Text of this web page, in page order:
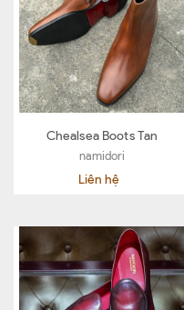
Chealsea Boots Tan
namidori
Liên hệ